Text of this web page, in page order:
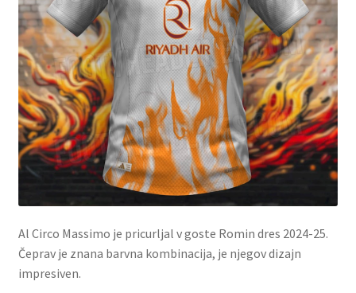
Al Circo Massimo je pricurljal v goste Romin dres 2024-25.
Čeprav je znana barvna kombinacija, je njegov dizajn
impresiven.